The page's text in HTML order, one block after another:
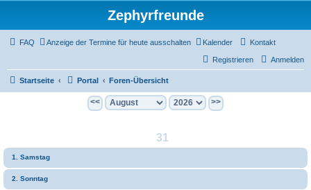
Zephyrfreunde
FAQ Anzeige der Termine für heute ausschalten Kalender Kontakt
Anmelden
Registrieren
Startseite Portal Foren-Übersicht
<< >>
31
1. Samstag
2. Sonntag